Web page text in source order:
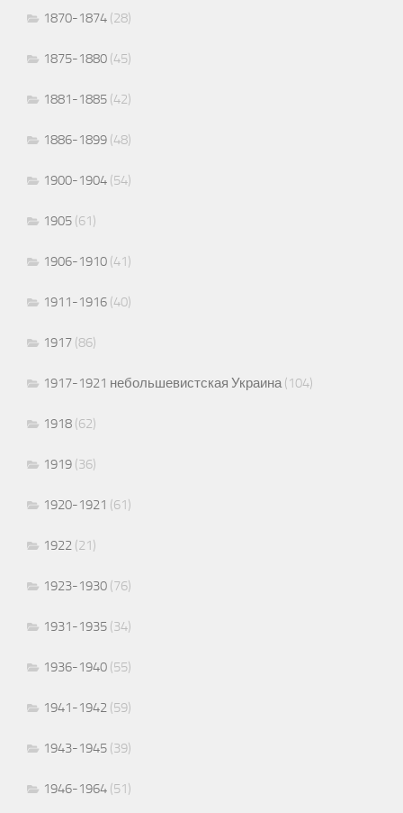
1870-1874 (28)
1875-1880 (45)
1881-1885 (42)
1886-1899 (48)
1900-1904 (54)
1905 (61)
1906-1910 (41)
1911-1916 (40)
1917 (86)
1917-1921 небольшевистская Украина(104)
1918 (62)
1919 (36)
1920-1921 (61)
1922 (21)
1923-1930 (76)
1931-1935 (34)
1936-1940 (55)
1941-1942 (59)
1943-1945 (39)
1946-1964 (51)